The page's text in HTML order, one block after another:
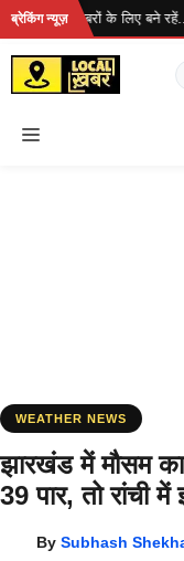
Skip
content
ब्रेकिंग न्यूज़
है... ताज़ा खबरों के लिए बने रहें...
Menu
WEATHER NEWS
झारखंड में मौसम
39 पार, तो रांची
By Subhash